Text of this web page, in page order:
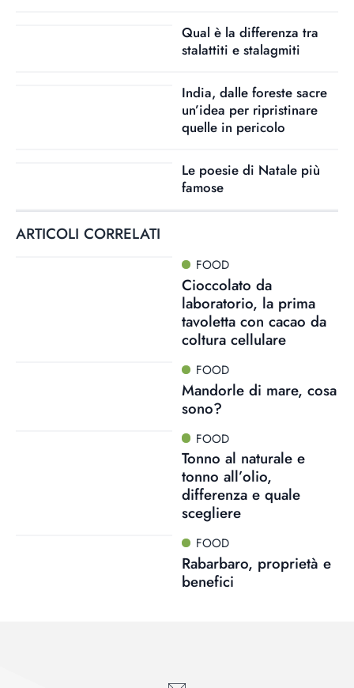
Qual è la differenza tra
stalattiti e stalagmiti
India, dalle foreste sacre
un’idea per ripristinare
quelle in pericolo
Le poesie di Natale più
famose
ARTICOLI CORRELATI
FOOD
Cioccolato da
laboratorio, la prima
tavoletta con cacao da
coltura cellulare
FOOD
Mandorle di mare, cosa
sono?
FOOD
Tonno al naturale e
tonno all’olio,
differenza e quale
scegliere
FOOD
Rabarbaro, proprietà e
benefici